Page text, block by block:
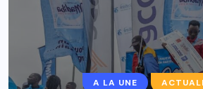
A LA UNE